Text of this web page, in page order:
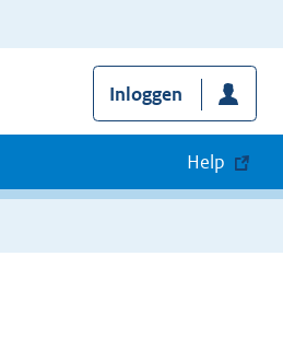
Inloggen
Help